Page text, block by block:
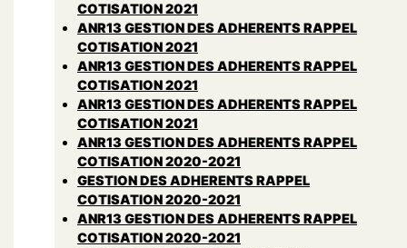
COTISATION 2021
ANR13 GESTION DES ADHERENTS RAPPEL
COTISATION 2021
ANR13 GESTION DES ADHERENTS RAPPEL
COTISATION 2021
ANR13 GESTION DES ADHERENTS RAPPEL
COTISATION 2021
ANR13 GESTION DES ADHERENTS RAPPEL
COTISATION 2020-2021
GESTION DES ADHERENTS RAPPEL
COTISATION 2020-2021
ANR13 GESTION DES ADHERENTS RAPPEL
COTISATION 2020-2021